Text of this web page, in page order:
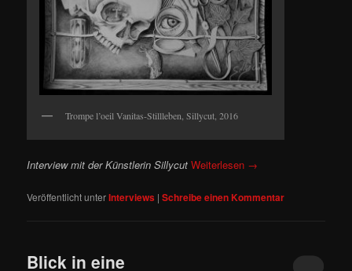
Trompe l’oeil Vanitas-Stillleben, Sillycut, 2016
Interview mit der Künstlerin Sillycut Weiterlesen →
Veröffentlicht unterInterviews |Schreibe einen Kommentar
Blick in eine